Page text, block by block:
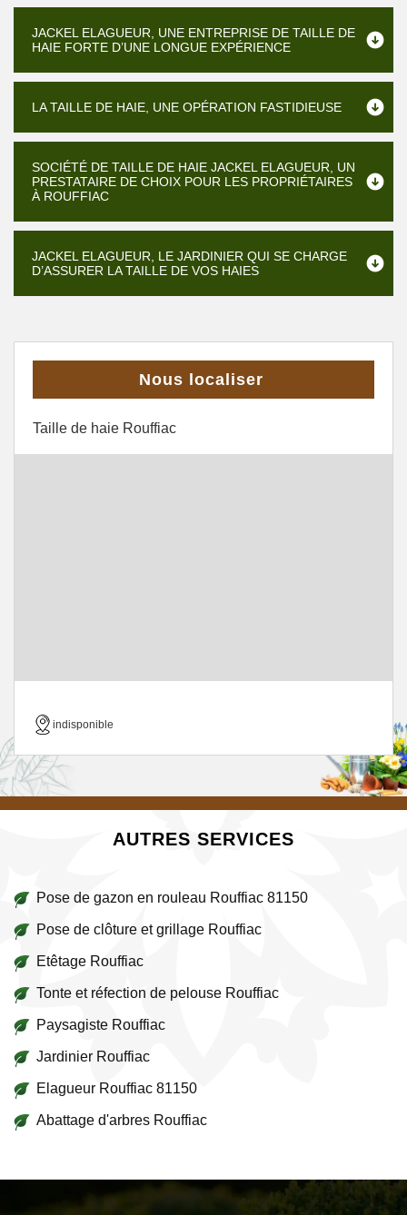
JACKEL ELAGUEUR, UNE ENTREPRISE DE TAILLE DE
HAIE FORTE D’UNE LONGUE EXPÉRIENCE
LA TAILLE DE HAIE, UNE OPÉRATION FASTIDIEUSE
SOCIÉTÉ DE TAILLE DE HAIE JACKEL ELAGUEUR, UN
PRESTATAIRE DE CHOIX POUR LES PROPRIÉTAIRES
À ROUFFIAC
JACKEL ELAGUEUR, LE JARDINIER QUI SE CHARGE
D’ASSURER LA TAILLE DE VOS HAIES
Nous localiser
Taille de haie Rouffiac
indisponible
AUTRES SERVICES
Pose de gazon en rouleau Rouffiac 81150
Pose de clôture et grillage Rouffiac
Etêtage Rouffiac
Tonte et réfection de pelouse Rouffiac
Paysagiste Rouffiac
Jardinier Rouffiac
Elagueur Rouffiac 81150
Abattage d'arbres Rouffiac